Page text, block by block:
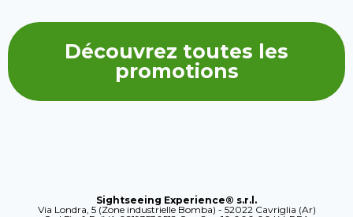
Découvrez toutes les
promotions
Sightseeing Experience® s.r.l.
Via Londra, 5 (Zone industrielle Bomba) - 52022 Cavriglia (Ar)